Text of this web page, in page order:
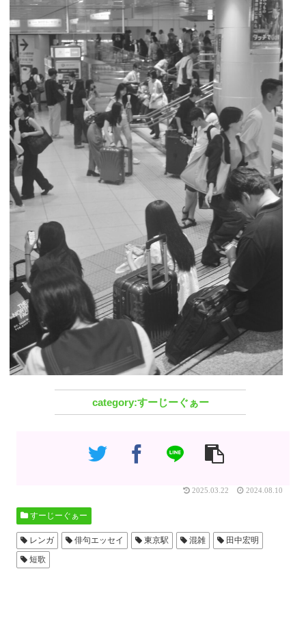
すーじーぐぁー
2025.03.22 2024.08.10
すーじーぐぁー
レンガ 俳句エッセイ 東京駅 混雑
田中宏明
短歌